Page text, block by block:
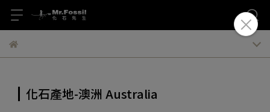
化石產地-澳洲 Australia